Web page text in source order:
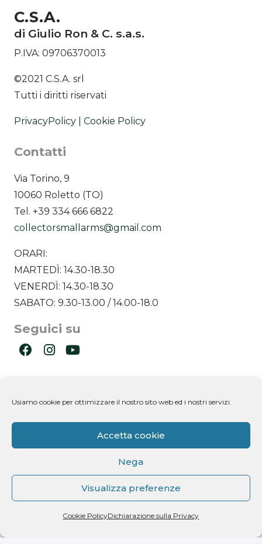
Usiamo cookie per ottimizzare il nostro sito web ed i nostri servizi.
Accetta cookie
Nega
Visualizza preferenze
Cookie PolicyDichiarazione sulla Privacy
C.S.A.
di Giulio Ron & C. s.a.s.
P.IVA: 09706370013
©2021 C.S.A. srl
Tutti i diritti riservati
PrivacyPolicy Cookie Policy
Contatti
Via Torino, 9
10060 Roletto (TO)
Tel. +39 334 666 6822
collectorsmallarms@gmail.com
ORARI:
MARTEDÌ: 14.30-18.30
VENERDÌ: 14.30-18.30
SABATO: 9.30-13.00 / 14.00-18.0
Seguici su
Dichiaro di aver letto l'informativa ricevuta ai